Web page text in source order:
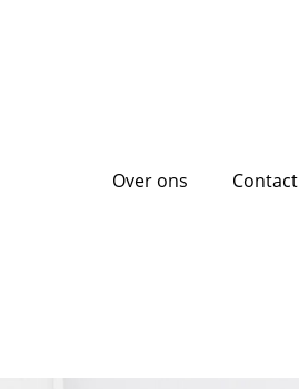
Over ons Contact
Lening bij